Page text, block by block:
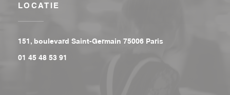
LOCATIE
151, boulevard Saint-Germain 75006 Paris
01 45 48 53 91